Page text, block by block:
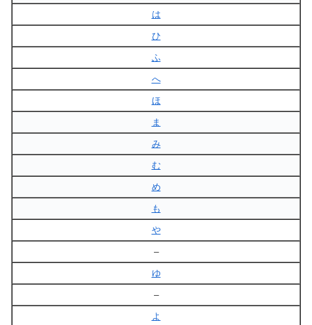
は
ひ
ふ
へ
ほ
ま
み
む
め
も
や
–
ゆ
–
よ